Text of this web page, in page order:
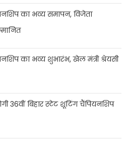
का भव्य समापन, विजेता
का भव्य शुभारंभ, खेल मंत्री श्रेयसी
36वीं बिहार स्टेट शूटिंग चैंपियनशिप